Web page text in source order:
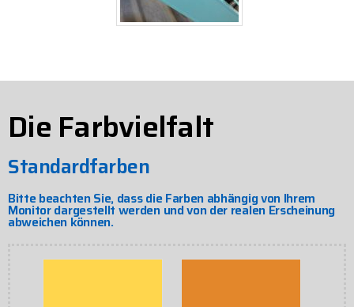
Die Farbvielfalt
Standardfarben
Bitte beachten Sie, dass die Farben abhängig von Ihrem
Monitor dargestellt werden und von der realen Erscheinung
abweichen können.